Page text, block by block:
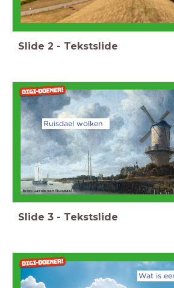
Slide 2 - Tekstslide
Ruisdael wolken
bron: Jacob van Ruisdael
Slide 3 - Tekstslide
Wat is